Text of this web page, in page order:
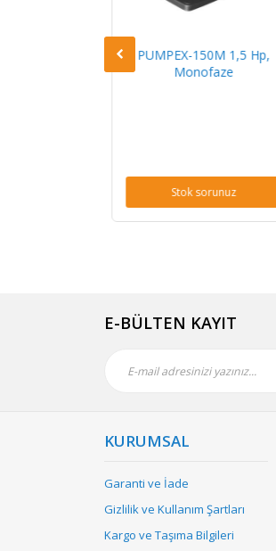
PUMPEX-150M 1,5 Hp,
Monofaze
Stok sorunuz
E-BÜLTEN KAYIT
KURUMSAL
Garanti ve İade
Gizlilik ve Kullanım Şartları
Kargo ve Taşıma Bilgileri